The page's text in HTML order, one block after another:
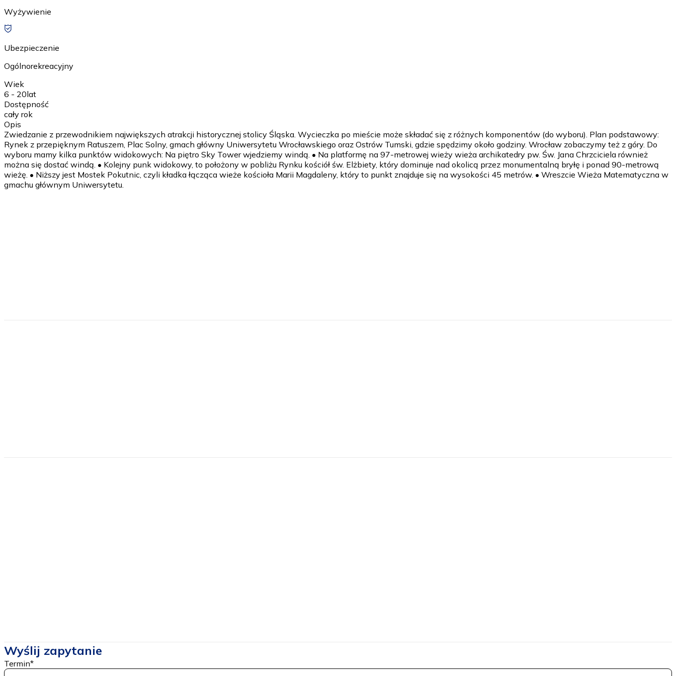
Wyżywienie
Ubezpieczenie
Ogólnorekreacyjny
Wiek
6 - 20lat
Dostępność
cały rok
Opis
Zwiedzanie z przewodnikiem największych atrakcji historycznej stolicy Śląska. Wycieczka po mieście może składać się z różnych komponentów (do wyboru). Plan podstawowy:
Rynek z przepięknym Ratuszem, Plac Solny, gmach główny Uniwersytetu Wrocławskiego oraz Ostrów Tumski, gdzie spędzimy około godziny. Wrocław zobaczymy też z góry. Do
wyboru mamy kilka punktów widokowych: Na piętro Sky Tower wjedziemy windą. • Na platformę na 97-metrowej wieży wieża archikatedry pw. Św. Jana Chrzciciela również
można się dostać windą. • Kolejny punk widokowy, to położony w pobliżu Rynku kościół św. Elżbiety, który dominuje nad okolicą przez monumentalną bryłę i ponad 90-metrową
wieżę. • Niższy jest Mostek Pokutnic, czyli kładka łącząca wieże kościoła Marii Magdaleny, który to punkt znajduje się na wysokości 45 metrów. • Wreszcie Wieża Matematyczna w
gmachu głównym Uniwersytetu.
Wyślij zapytanie
Termin*